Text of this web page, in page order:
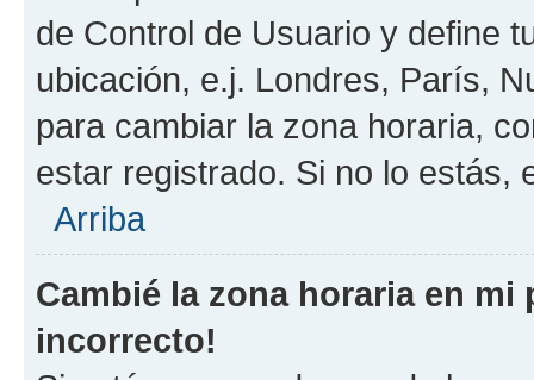
de Control de Usuario y define
ubicación, e.j. Londres, París,
para cambiar la zona horaria,
estar registrado. Si no lo estás,
Arriba
Cambié la zona horaria en
incorrecto!